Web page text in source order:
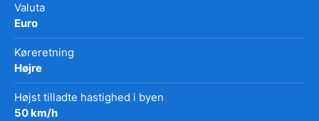
Valuta
Euro
Køreretning
Højre
Højst tilladte hastighed i byen
50 km/h